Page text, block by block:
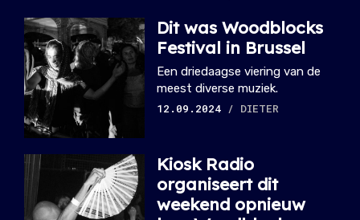
Dit was Woodblocks
Festival in Brussel
Een driedaagse viering van de
meest diverse muziek.
12.09.2024 / DIETER
Kiosk Radio
organiseert dit
weekend opnieuw